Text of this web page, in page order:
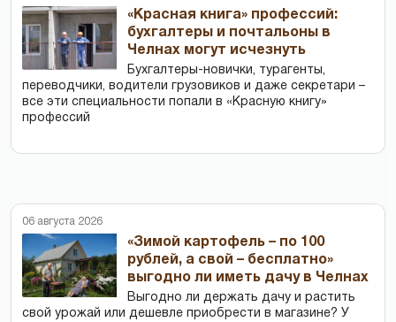
«Красная книга» профессий:
бухгалтеры и почтальоны в
Челнах могут исчезнуть
Бухгалтеры-новички, тур­агенты,
переводчики, водители грузовиков и даже секретари –
все эти специальности попали в «Красную книгу»
профессий
06 августа 2026
«Зимой картофель – по 100
рублей, а свой – бесплатно»
выгодно ли иметь дачу в Челнах
Выгодно ли держать дачу и растить
свой урожай или дешевле приобрести в магазине? У